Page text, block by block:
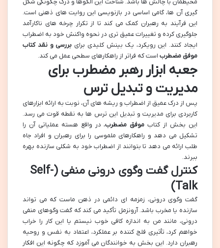
محیطمان با چالش ها باشد. شناخت این الگوها و درک چگونگی شکل
گیری آن ها، گامی اساسی در بازنویسی این روایت های ذهنی است.
این فرآیند به رهبران کمک می کند تا از تکرار چرخه های ناکارآمد
جلوگیری کرده و تغییرات عمیق تری در نحوه واکنش خود به اضطراب
ایجاد کنند. این رویکرد، یک بینش کلیدی برای بررسی و نقد کتاب
موفق مضطرب است که فراتر از راهکارهای سطحی عمل می کند.
جعبه ابزار رهبر مضطرب برای
مدیریت و تبدیل ترس
پس از درک عمیق از اضطراب و ریشه های آن، نوبت به ارائه ابزارهای
کاربردی برای مدیریت و تبدیل این ترس ها به نقطه قوت می رسد.
این بخش از کتاب موفق مضطرب، در واقع هسته عملیاتی آن را
تشکیل می دهد و راهکارهای ملموسی را برای رهبران و افراد جاه
طلب ارائه می دهد تا بتوانند از اضطراب خود به شکلی سازنده بهره
ببرند.
کنترل گفت وگوی درونی منفی (Self-
Talk)
گفت وگوی درونی، زمزمه ای دائمی در ذهن ماست که می تواند
سازنده یا مخرب باشد. آرونزمل تأکید می کند که گفت وگوهای منفی
درونی، مانند من به اندازه کافی خوب نیستم یا این کار را خراب
خواهم کرد، تأثیری فلج کننده بر عملکرد، اعتماد به نفس و روحیه
رهبران دارد. این بخش به خوانندگان می آموزد که چگونه این افکار